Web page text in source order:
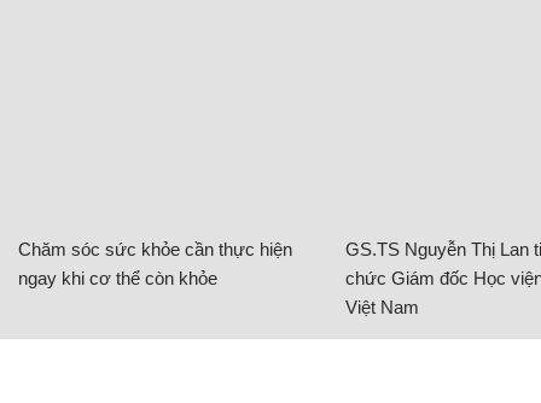
Chăm sóc sức khỏe cần thực hiện
ngay khi cơ thể còn khỏe
GS.TS Nguyễn Thị Lan
chức Giám đốc Học
Việt Nam